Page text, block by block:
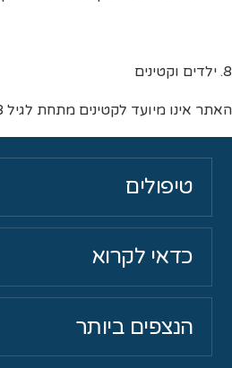
8. ילדים וקטינים
האתר אינו מיועד לקטינים מתחת לגיל 18.
טיפולים
כדאי לקרוא
הנצפים ביותר